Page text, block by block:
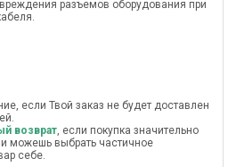
разъемов оборудования при
если Твой заказ не будет доставлен
возврат, если покупка значительно
можешь выбрать частичное
себе.